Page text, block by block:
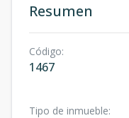
Resumen
Código:
1467
Tipo de inmueble: